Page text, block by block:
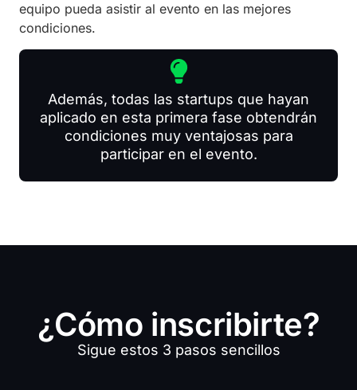
equipo pueda asistir al evento en las mejores
condiciones.
Además, todas las startups que hayan
aplicado en esta primera fase obtendrán
condiciones muy ventajosas para
participar en el evento.
¿Cómo inscribirte?
Sigue estos 3 pasos sencillos